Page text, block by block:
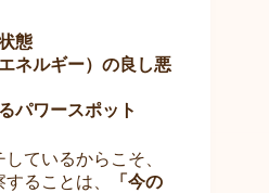
態
ネルギー）の良し悪
パワースポット
ているからこそ、
ることは、
「今の